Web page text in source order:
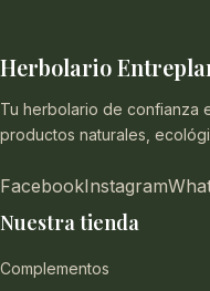
Herbolario
Tu herbolario de confianza
productos naturales,
FacebookInstagram
Nuestra tienda
Complementos